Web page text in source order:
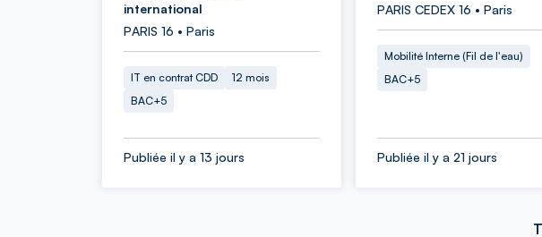
international
PARIS 16 • Paris
IT en contrat CDD
12 mois
BAC+5
Publiée il y a 13 jours
PARIS CEDEX 16 • Paris
Mobilité Interne (Fil de l'eau)
BAC+5
Publiée il y a 21 jours